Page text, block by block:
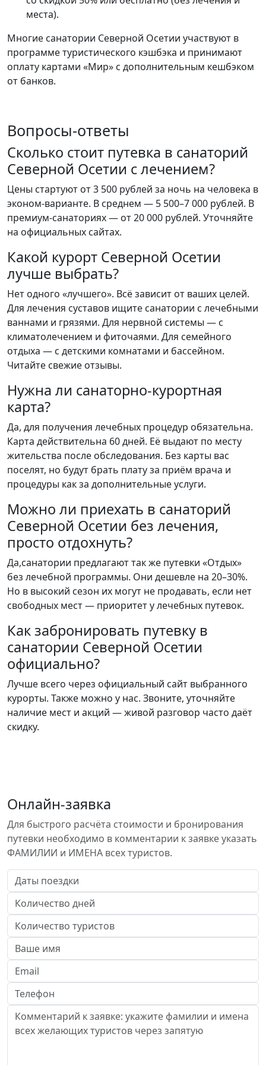
места).
Многие санатории Северной Осетии участвуют в
программе туристического кэшбэка и принимают
оплату картами «Мир» с дополнительным кешбэком
от банков.
Вопросы-ответы
Сколько стоит путевка в санаторий
Северной Осетии с лечением?
Цены стартуют от 3 500 рублей за ночь на человека в
эконом-варианте. В среднем — 5 500–7 000 рублей. В
премиум-санаториях — от 20 000 рублей. Уточняйте
на официальных сайтах.
Какой курорт Северной Осетии
лучше выбрать?
Нет одного «лучшего». Всё зависит от ваших целей.
Для лечения суставов ищите санатории с лечебными
ваннами и грязями. Для нервной системы — с
климатолечением и фиточаями. Для семейного
отдыха — с детскими комнатами и бассейном.
Читайте свежие отзывы.
Нужна ли санаторно-курортная
карта?
Да, для получения лечебных процедур обязательна.
Карта действительна 60 дней. Её выдают по месту
жительства после обследования. Без карты вас
поселят, но будут брать плату за приём врача и
процедуры как за дополнительные услуги.
Можно ли приехать в санаторий
Северной Осетии без лечения,
просто отдохнуть?
Да,санатории предлагают так же путевки «Отдых»
без лечебной программы. Они дешевле на 20–30%.
Но в высокий сезон их могут не продавать, если нет
свободных мест — приоритет у лечебных путевок.
Как забронировать путевку в
санатории Северной Осетии
официально?
Лучше всего через официальный сайт выбранного
курорты. Также можно у нас. Звоните, уточняйте
наличие мест и акций — живой разговор часто даёт
скидку.
Онлайн-заявка
Для быстрого расчёта стоимости и бронирования
путевки необходимо в комментарии к заявке указать
ФАМИЛИИ и ИМЕНА всех туристов.